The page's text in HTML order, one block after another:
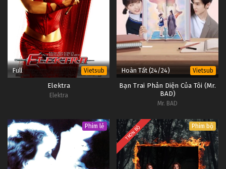
Full Vietsub
Elektra
Elektra
Hoàn Tất (24/24) Vietsub
Bạn Trai Phản Diện Của Tôi (Mr.
BAD)
Mr. BAD
Phim lẻ TRỌN BỘ Phim bộ